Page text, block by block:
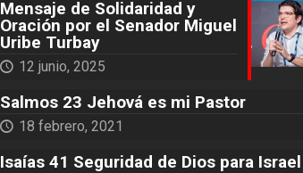
Mensaje de Solidaridad y
Oración por el Senador Miguel
Uribe Turbay
12 junio, 2025
Salmos 23 Jehová es mi Pastor
18 febrero, 2021
Isaías 41 Seguridad de Dios para Israel